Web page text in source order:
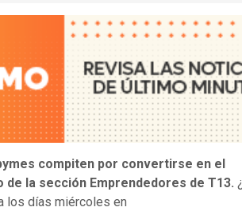
compiten por convertirse en el
la sección Emprendedores de T13.
los días miércoles en